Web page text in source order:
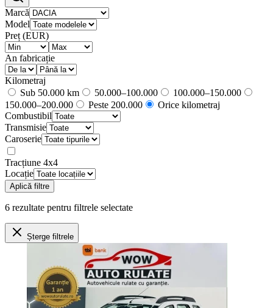
Marcă
Model
Preț (EUR)
An fabricație
Kilometraj
Sub 50.000 km
50.000–100.000
100.000–150.000
150.000–200.000
Peste 200.000
Orice kilometraj
Combustibil
Transmisie
Caroserie
Tracțiune 4x4
Locație
Aplică filtre
6 rezultate pentru filtrele selectate
Șterge filtrele